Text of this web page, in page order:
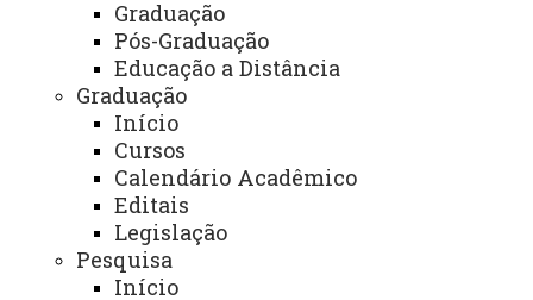
Graduação
Pós-Graduação
Educação a Distância
Graduação
Início
Cursos
Calendário Acadêmico
Editais
Legislação
Pesquisa
Início
cidadania e responsabilidade social, a biblioteca
universitária propicia a integração das demais
bibliotecas dos campi da Unioeste e gerencia o
acervo bibliográfico, apoiando assim as unidades
universitárias e demais órgãos em suas atividades
de ensino, pesquisa e extensão, auxiliando a
Unioeste na efetivação de sua missão bem como
cumprindo com seu papel social.